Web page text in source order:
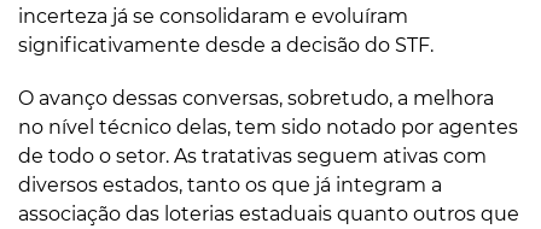
incerteza já se consolidaram e evoluíram
significativamente desde a decisão do STF.
O avanço dessas conversas, sobretudo, a melhora
no nível técnico delas, tem sido notado por agentes
de todo o setor. As tratativas seguem ativas com
diversos estados, tanto os que já integram a
associação das loterias estaduais quanto outros que